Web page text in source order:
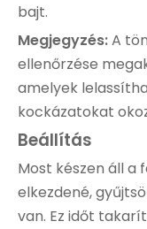
bajt.
Megjegyzés:A
ellenőrzése
amelyek
kockázatokat
Beállítás
Most készen áll a
elkezdené,
van. Ez időt